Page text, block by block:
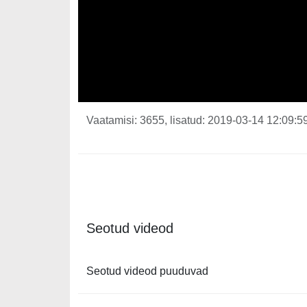
Vaatamisi: 3655, lisatud: 2019-03-14
Seotud videod
Seotud videod puuduvad